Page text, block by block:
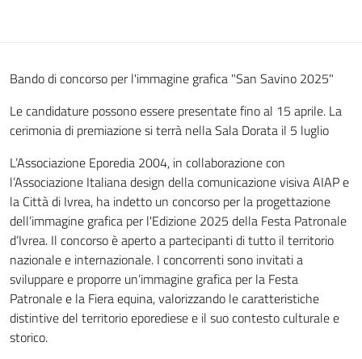
Bando di concorso per l'immagine grafica "San Savino 2025"
Le candidature possono essere presentate fino al 15 aprile. La
cerimonia di premiazione si terrà nella Sala Dorata il 5 luglio
L’Associazione Eporedia 2004, in collaborazione con
l’Associazione Italiana design della comunicazione visiva AIAP e
la Città di Ivrea, ha indetto un concorso per la progettazione
dell’immagine grafica per l'Edizione 2025 della Festa Patronale
d’Ivrea. Il concorso è aperto a partecipanti di tutto il territorio
nazionale e internazionale. I concorrenti sono invitati a
sviluppare e proporre un’immagine grafica per la Festa
Patronale e la Fiera equina, valorizzando le caratteristiche
distintive del territorio eporediese e il suo contesto culturale e
storico.